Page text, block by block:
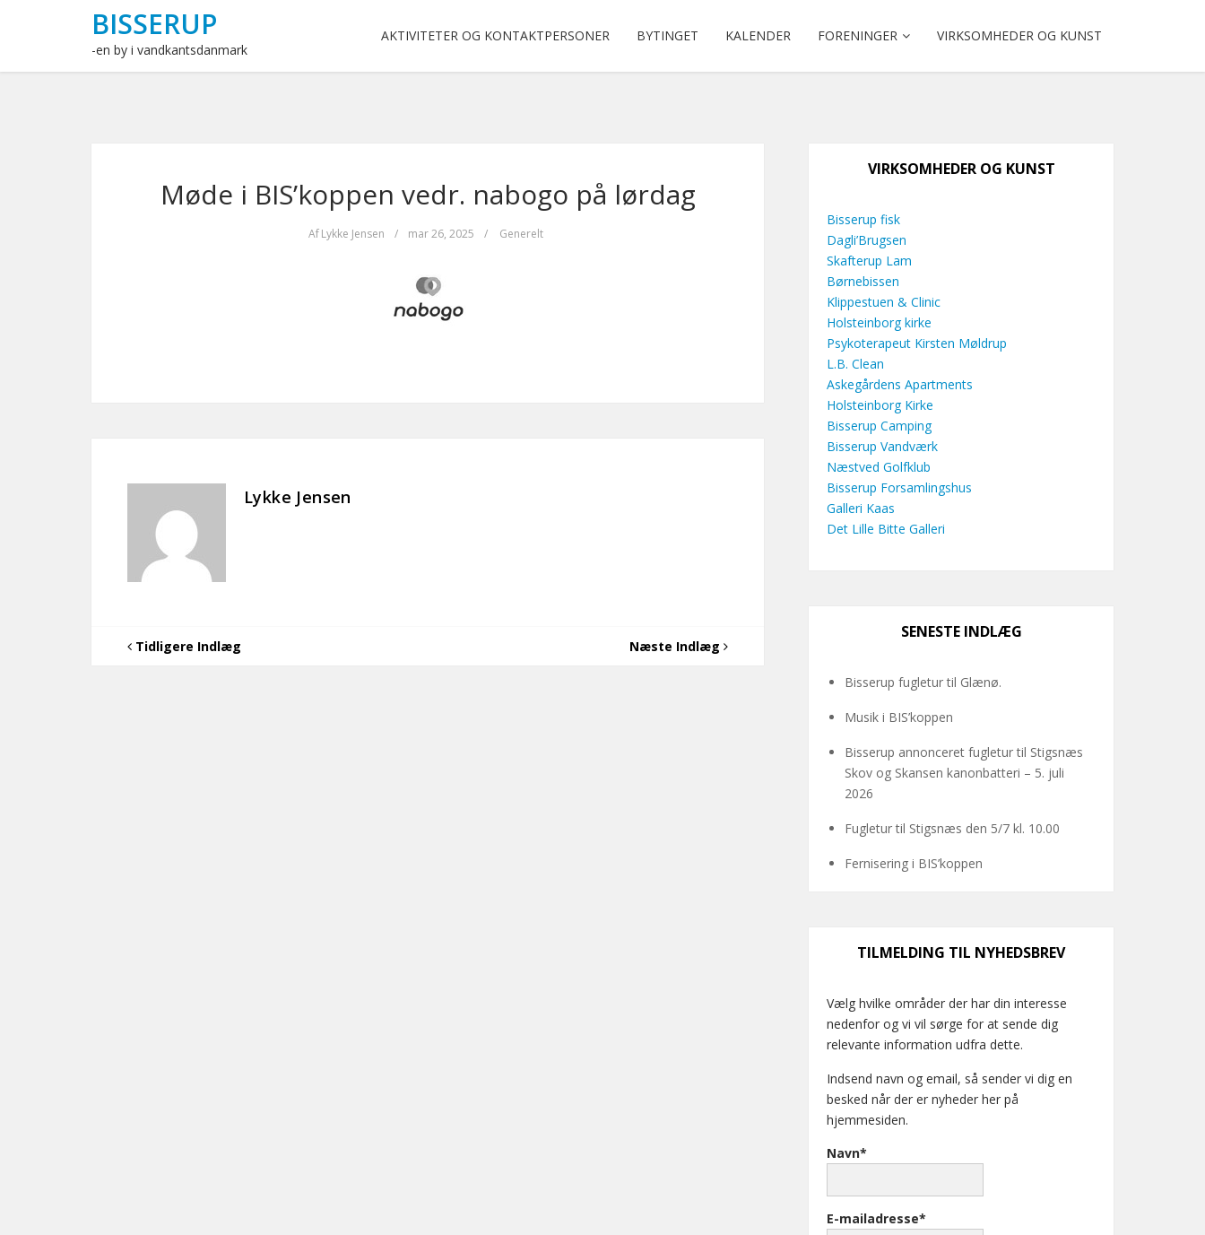
BISSERUP
-en by i vandkantsdanmark
AKTIVITETER OG KONTAKTPERSONER BYTINGET KALENDER FORENINGER VIRKSOMHEDER OG KUNST
Møde i BIS’koppen vedr. nabogo på lørdag
Af Lykke Jensen / mar 26, 2025 / Generelt
Lykke Jensen
Tidligere Indlæg Næste Indlæg
VIRKSOMHEDER OG KUNST
Bisserup fisk
Dagli’Brugsen
Skafterup Lam
Børnebissen
Klippestuen & Clinic
Holsteinborg kirke
Psykoterapeut Kirsten Møldrup
L.B. Clean
Askegårdens Apartments
Holsteinborg Kirke
Bisserup Camping
Bisserup Vandværk
Næstved Golfklub
Bisserup Forsamlingshus
Galleri Kaas
Det Lille Bitte Galleri
SENESTE INDLÆG
Bisserup fugletur til Glænø.
Musik i BIS’koppen
Bisserup annonceret fugletur til Stigsnæs
Skov og Skansen kanonbatteri – 5. juli
2026
Fugletur til Stigsnæs den 5/7 kl. 10.00
Fernisering i BIS’koppen
TILMELDING TIL NYHEDSBREV
Vælg hvilke områder der har din interesse
nedenfor og vi vil sørge for at sende dig
relevante information udfra dette.
Indsend navn og email, så sender vi dig en
besked når der er nyheder her på
hjemmesiden.
Navn*
E-mailadresse*